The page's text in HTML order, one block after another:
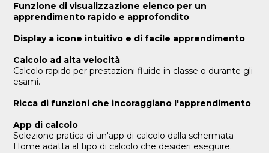
Funzione di visualizzazione elenco per un
apprendimento rapido e approfondito
Display a icone intuitivo e di facile apprendimento
Calcolo ad alta velocità
Calcolo rapido per prestazioni fluide in classe o durante gli
esami.
Ricca di funzioni che incoraggiano l'apprendimento
App di calcolo
Selezione pratica di un'app di calcolo dalla schermata
Home adatta al tipo di calcolo che desideri eseguire.